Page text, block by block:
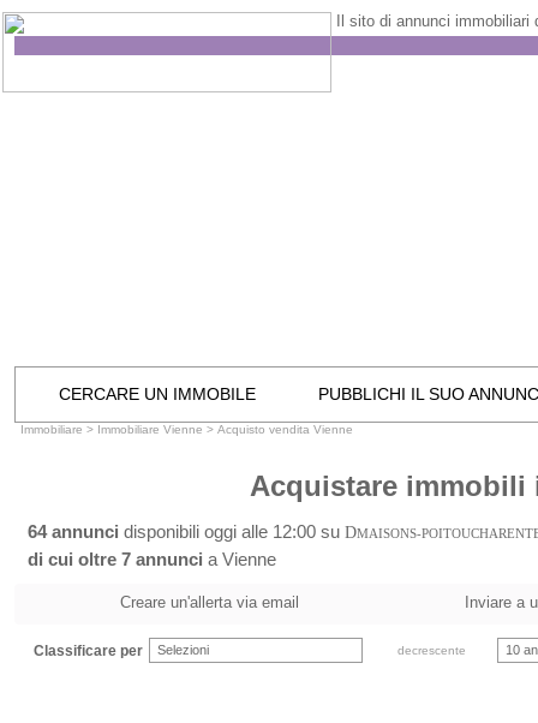
Il sito di annunci immobiliari
CERCARE UN IMMOBILE PUBBLICHI IL SUO
Immobiliare > Immobiliare Vienne > Acquisto vendita Vienne
Acquistare immobili
64 annunci disponibili oggi alle 12:00 su DMAISONS-
di cui oltre 7 annunci a Vienne
Creare un'allerta via email Inviare a
Classificare per Selezioni decrescente 10